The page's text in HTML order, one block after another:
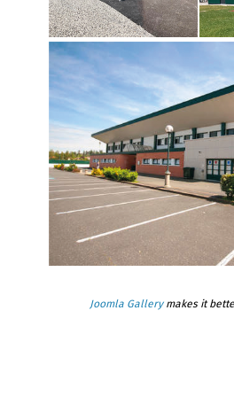
Joomla Gallerymakes it